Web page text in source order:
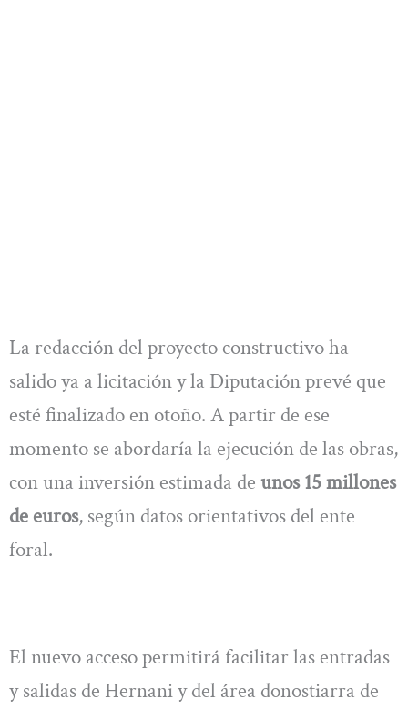
La redacción del proyecto constructivo ha
salido ya a licitación y la Diputación prevé que
esté finalizado en otoño. A partir de ese
momento se abordaría la ejecución de las obras,
con una inversión estimada de unos 15 millones
de euros, según datos orientativos del ente
foral.
El nuevo acceso permitirá facilitar las entradas
y salidas de Hernani y del área donostiarra de